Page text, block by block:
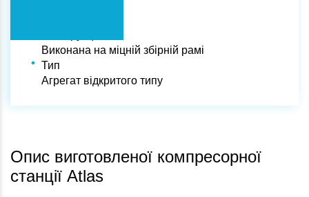
Виконана на міцній збірній рамі
Тип
Агрегат відкритого типу
Опис виготовленої компресорної
станції Atlas